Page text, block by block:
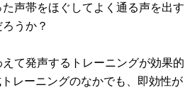
声帯をほぐしてよく通る声を出す
うか？
えて発声するトレーニングが効果的
レーニングのなかでも、即効性が